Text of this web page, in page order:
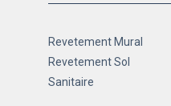
Revetement Mural
Revetement Sol
Sanitaire